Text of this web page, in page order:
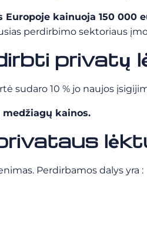
kainuoja 150 000
perdirbimo sektoriaus
privatų
sudaro 10 % jo naujos
kainos.
Perdirbamos dalys yra :